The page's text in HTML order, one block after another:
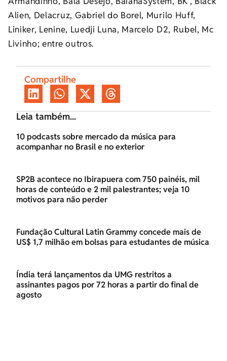
Alien, Delacruz, Gabriel do Borel, Murilo Huff,
Liniker, Lenine, Luedji Luna, Marcelo D2, Rubel, Mc
Livinho; entre outros.
Compartilhe
Leia também...
10 podcasts sobre mercado da música para
acompanhar no Brasil e no exterior
SP2B acontece no Ibirapuera com 750 painéis, mil
horas de conteúdo e 2 mil palestrantes; veja 10
motivos para não perder
Fundação Cultural Latin Grammy concede mais de
US$ 1,7 milhão em bolsas para estudantes de música
Índia terá lançamentos da UMG restritos a
assinantes pagos por 72 horas a partir do final de
agosto